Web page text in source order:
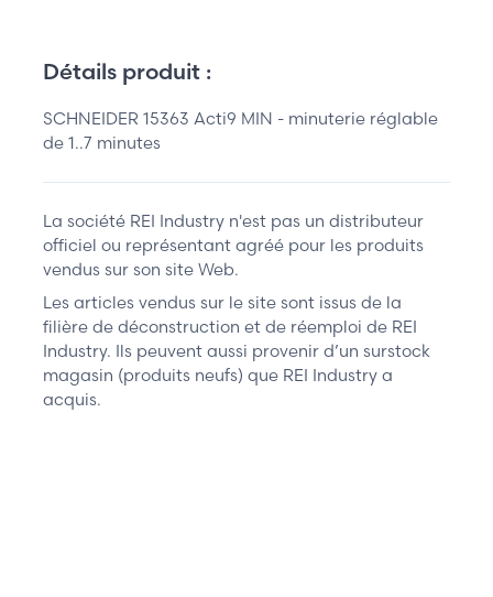
Détails produit :
SCHNEIDER 15363 Acti9 MIN - minuterie réglable
de 1..7 minutes
La société REI Industry n'est pas un distributeur
officiel ou représentant agréé pour les produits
vendus sur son site Web.
Les articles vendus sur le site sont issus de la
filière de déconstruction et de réemploi de REI
Industry. Ils peuvent aussi provenir d’un surstock
magasin (produits neufs) que REI Industry a
acquis.